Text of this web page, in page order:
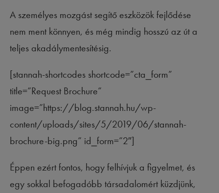
A személyes mozgást segítő eszközök fejlődése
nem ment könnyen, és még mindig hosszú az út a
teljes akadálymentesítésig.
[stannah-shortcodes shortcode=”cta_form”
title=”Request Brochure”
image=”https://blog.stannah.hu/wp-
content/uploads/sites/5/2019/06/stannah-
brochure-big.png” id_form=”2″]
Éppen ezért fontos, hogy felhívjuk a figyelmet, és
egy sokkal befogadóbb társadalomért küzdjünk,